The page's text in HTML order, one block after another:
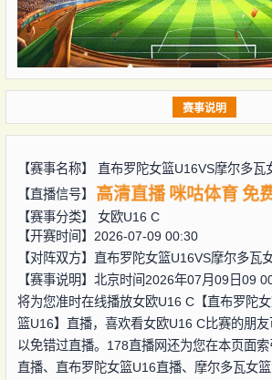
赛事说明
【赛事名称】 直布罗陀女篮U16VS摩尔多瓦
【直播信号】
高清直播咪咕体育免
【赛事分类】 女欧U16 C
【开赛时间】2026-07-09 00:30
【对阵双方】 直布罗陀女篮U16VS摩尔多瓦
【赛事说明】北京时间2026年07月09日09
将为您准时在线播放女欧U16 C【直布罗陀
篮U16】直播，喜欢看女欧U16 C比赛的朋
以免错过直播。178直播网还为您在本页面
直播、直布罗陀女篮U16直播、摩尔多瓦女